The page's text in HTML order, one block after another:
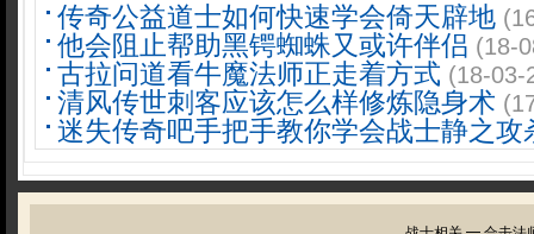
传奇公益道士如何快速学会倚天辟地
他会阻止帮助黑锷蜘蛛又或许伴侣 (18-
古拉问道看牛魔法师正走着方式 (18-03-
清风传世刺客应该怎么样修炼隐身术
迷失传奇吧手把手教你学会战士静之攻